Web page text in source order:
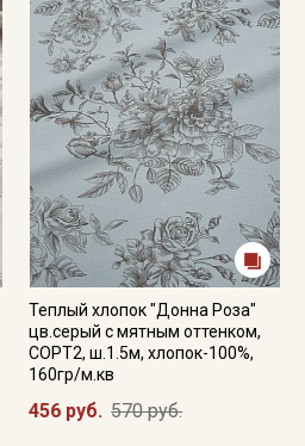
Теплый хлопок "Донна Роза"
цв.серый с мятным оттенком,
СОРТ2, ш.1.5м, хлопок-100%,
160гр/м.кв
456 руб. 570 руб.